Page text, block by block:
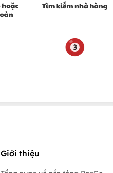
Giới thiệu